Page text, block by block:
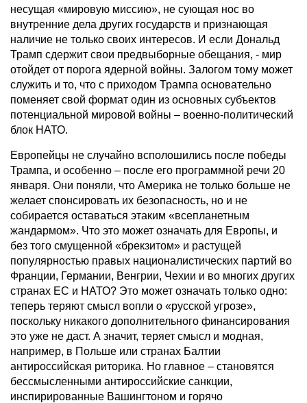
несущая «мировую миссию», не сующая нос во
внутренние дела других государств и признающая
наличие не только своих интересов. И если Дональд
Трамп сдержит свои предвыборные обещания, - мир
отойдет от порога ядерной войны. Залогом тому может
служить и то, что с приходом Трампа основательно
поменяет свой формат один из основных субъектов
потенциальной мировой войны – военно-политический
блок НАТО.
Европейцы не случайно всполошились после победы
Трампа, и особенно – после его программной речи 20
января. Они поняли, что Америка не только больше не
желает спонсировать их безопасность, но и не
собирается оставаться этаким «всепланетным
жандармом». Что это может означать для Европы, и
без того смущенной «брекзитом» и растущей
популярностью правых националистических партий во
Франции, Германии, Венгрии, Чехии и во многих других
странах ЕС и НАТО? Это может означать только одно:
теперь теряют смысл вопли о «русской угрозе»,
поскольку никакого дополнительного финансирования
это уже не даст. А значит, теряет смысл и модная,
например, в Польше или странах Балтии
антироссийская риторика. Но главное – становятся
бессмысленными антироссийские санкции,
инспирированные Вашингтоном и горячо